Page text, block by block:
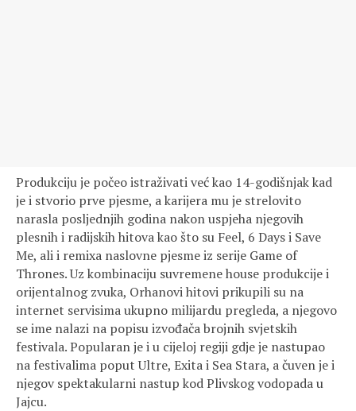
Produkciju je počeo istraživati već kao 14-godišnjak kad
je i stvorio prve pjesme, a karijera mu je strelovito
narasla posljednjih godina nakon uspjeha njegovih
plesnih i radijskih hitova kao što su Feel, 6 Days i Save
Me, ali i remixa naslovne pjesme iz serije Game of
Thrones. Uz kombinaciju suvremene house produkcije i
orijentalnog zvuka, Orhanovi hitovi prikupili su na
internet servisima ukupno milijardu pregleda, a njegovo
se ime nalazi na popisu izvođača brojnih svjetskih
festivala. Popularan je i u cijeloj regiji gdje je nastupao
na festivalima poput Ultre, Exita i Sea Stara, a čuven je i
njegov spektakularni nastup kod Plivskog vodopada u
Jajcu.